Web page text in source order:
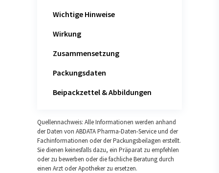
Wichtige Hinweise
Wirkung
Zusammensetzung
Packungsdaten
Beipackzettel & Abbildungen
Quellennachweis: Alle Informationen werden anhand
der Daten von ABDATA Pharma-Daten-Service und der
Fachinformationen oder der Packungsbeilagen erstellt.
Sie dienen keinesfalls dazu, ein Präparat zu empfehlen
oder zu bewerben oder die fachliche Beratung durch
einen Arzt oder Apotheker zu ersetzen.